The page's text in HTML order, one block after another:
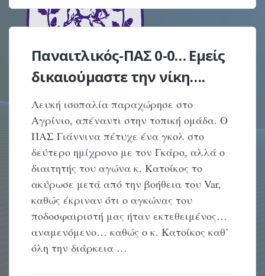
Παναιτλικός-ΠΑΣ 0-0… Εμείς
δικαιούμαστε την νίκη….
Λευκή ισοπαλία παραχώρησε στο
Αγρίνιο, απέναντι στην τοπική ομάδα. Ο
ΠΑΣ Γιάννινα πέτυχε ένα γκολ στο
δεύτερο ημίχρονο με τον Γκάρο, αλλά ο
διαιτητής του αγώνα κ. Κατοίκος το
ακύρωσε μετά από την βοήθεια του Var,
καθώς έκριναν ότι ο αγκώνας του
ποδοσφαιριστή μας ήταν εκτεθειμένος…
αναμενόμενο… καθώς ο κ. Κατοίκος καθ’
όλη την διάρκεια …